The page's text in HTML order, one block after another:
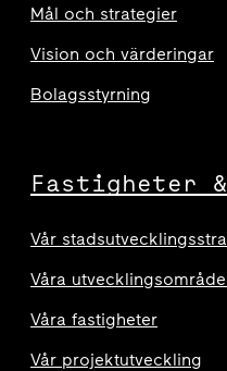
Mål och strategier
Vision och värderingar
Bolagsstyrning
Fastigheter
Vår
Våra
Våra fastigheter
Vår projektutveckling